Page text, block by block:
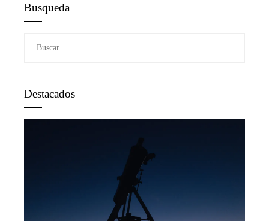
Busqueda
Destacados